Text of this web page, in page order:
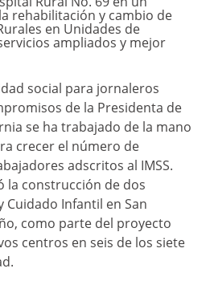
rehabilitación y cambio de
en Unidades de
ampliados y mejor
social para jornaleros
de la Presidenta de
se ha trabajado de la mano
crecer el número de
adscritos al IMSS.
la construcción de dos
Cuidado Infantil en San
como parte del proyecto
centros en seis de los siete